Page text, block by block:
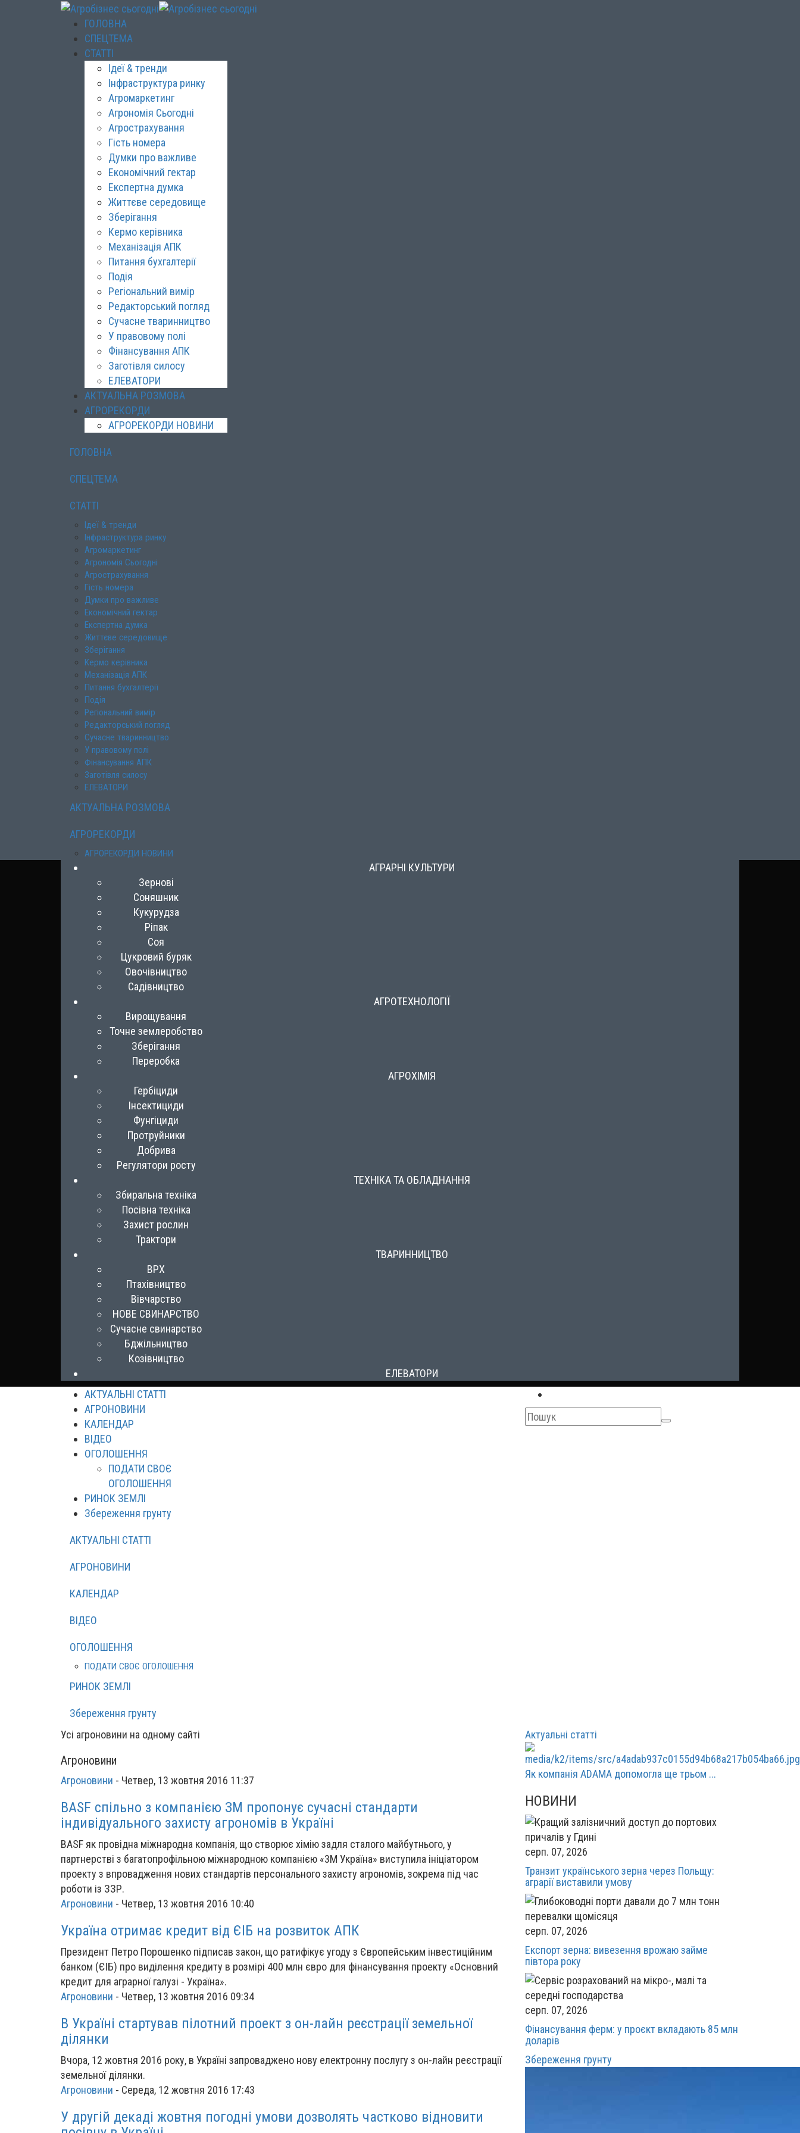
ГОЛОВНА
СПЕЦТЕМА
СТАТТІ
Ідеї & тренди
Інфраструктура ринку
Агромаркетинг
Агрономія Сьогодні
Агрострахування
Гість номера
Думки про важливе
Економічний гектар
Експертна думка
Життєве середовище
Зберігання
Кермо керівника
Механізація АПК
Питання бухгалтерії
Подія
Регіональний вимір
Редакторський погляд
Сучасне тваринництво
У правовому полі
Фінансування АПК
Заготівля силосу
ЕЛЕВАТОРИ
АКТУАЛЬНА РОЗМОВА
АГРОРЕКОРДИ
АГРОРЕКОРДИ НОВИНИ
ГОЛОВНА
СПЕЦТЕМА
СТАТТІ
Ідеї & тренди
Інфраструктура ринку
Агромаркетинг
Агрономія Сьогодні
Агрострахування
Гість номера
Думки про важливе
Економічний гектар
Експертна думка
Життєве середовище
Зберігання
Кермо керівника
Механізація АПК
Питання бухгалтерії
Подія
Регіональний вимір
Редакторський погляд
Сучасне тваринництво
У правовому полі
Фінансування АПК
Заготівля силосу
ЕЛЕВАТОРИ
АКТУАЛЬНА РОЗМОВА
АГРОРЕКОРДИ
АГРОРЕКОРДИ НОВИНИ
АГРАРНІ КУЛЬТУРИ
Зернові
Соняшник
Кукурудза
Ріпак
Соя
Цукровий буряк
Овочівництво
Садівництво
АГРОТЕХНОЛОГІЇ
Вирощування
Точне землеробство
Зберігання
Переробка
АГРОХІМІЯ
Гербіциди
Інсектициди
Фунгіциди
Протруйники
Добрива
Регулятори росту
ТЕХНІКА ТА ОБЛАДНАННЯ
Збиральна техніка
Посівна техніка
Захист рослин
Трактори
ТВАРИННИЦТВО
ВРХ
Птахівництво
Вівчарство
НОВЕ СВИНАРСТВО
Сучасне свинарство
Бджільництво
Козівництво
ЕЛЕВАТОРИ
АКТУАЛЬНІ СТАТТІ
АГРОНОВИНИ
КАЛЕНДАР
ВІДЕО
ОГОЛОШЕННЯ
ПОДАТИ СВОЄ
ОГОЛОШЕННЯ
РИНОК ЗЕМЛІ
Збереження грунту
АКТУАЛЬНІ СТАТТІ
АГРОНОВИНИ
КАЛЕНДАР
ВІДЕО
ОГОЛОШЕННЯ
ПОДАТИ СВОЄ ОГОЛОШЕННЯ
РИНОК ЗЕМЛІ
Збереження грунту
Усі агроновини на одному сайті
Агроновини
Агроновини - Четвер, 13 жовтня 2016 11:37
BASF спільно з компанією ЗМ пропонує сучасні стандарти
індивідуального захисту агрономів в Україні
BASF як провідна міжнародна компанія, що створює хімію задля сталого майбутнього, у
партнерстві з багатопрофільною міжнародною компанією «3M Україна» виступила ініціатором
проекту з впровадження нових стандартів персонального захисту агрономів, зокрема під час
роботи із ЗЗР.
Агроновини - Четвер, 13 жовтня 2016 10:40
Україна отримає кредит від ЄІБ на розвиток АПК
Президент Петро Порошенко підписав закон, що ратифікує угоду з Європейським інвестиційним
банком (ЄІБ) про виділення кредиту в розмірі 400 млн євро для фінансування проекту «Основний
кредит для аграрної галузі - Україна».
Агроновини - Четвер, 13 жовтня 2016 09:34
В Україні стартував пілотний проект з он-лайн реєстрації земельної
ділянки
Вчора, 12 жовтня 2016 року, в Україні запроваджено нову електронну послугу з он-лайн реєстрації
земельної ділянки.
Агроновини - Середа, 12 жовтня 2016 17:43
У другій декаді жовтня погодні умови дозволять частково відновити
Актуальні статті
Як компанія ADAMA допомогла ще трьом ...
НОВИНИ
серп. 07, 2026
Транзит українського зерна через Польщу:
аграрії виставили умову
серп. 07, 2026
Експорт зерна: вивезення врожаю займе
півтора року
серп. 07, 2026
Фінансування ферм: у проєкт вкладають 85 млн
доларів
Збереження грунту